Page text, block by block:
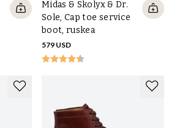
Midas & Skolyx & Dr.
Sole, Cap toe service
boot, ruskea
579 USD